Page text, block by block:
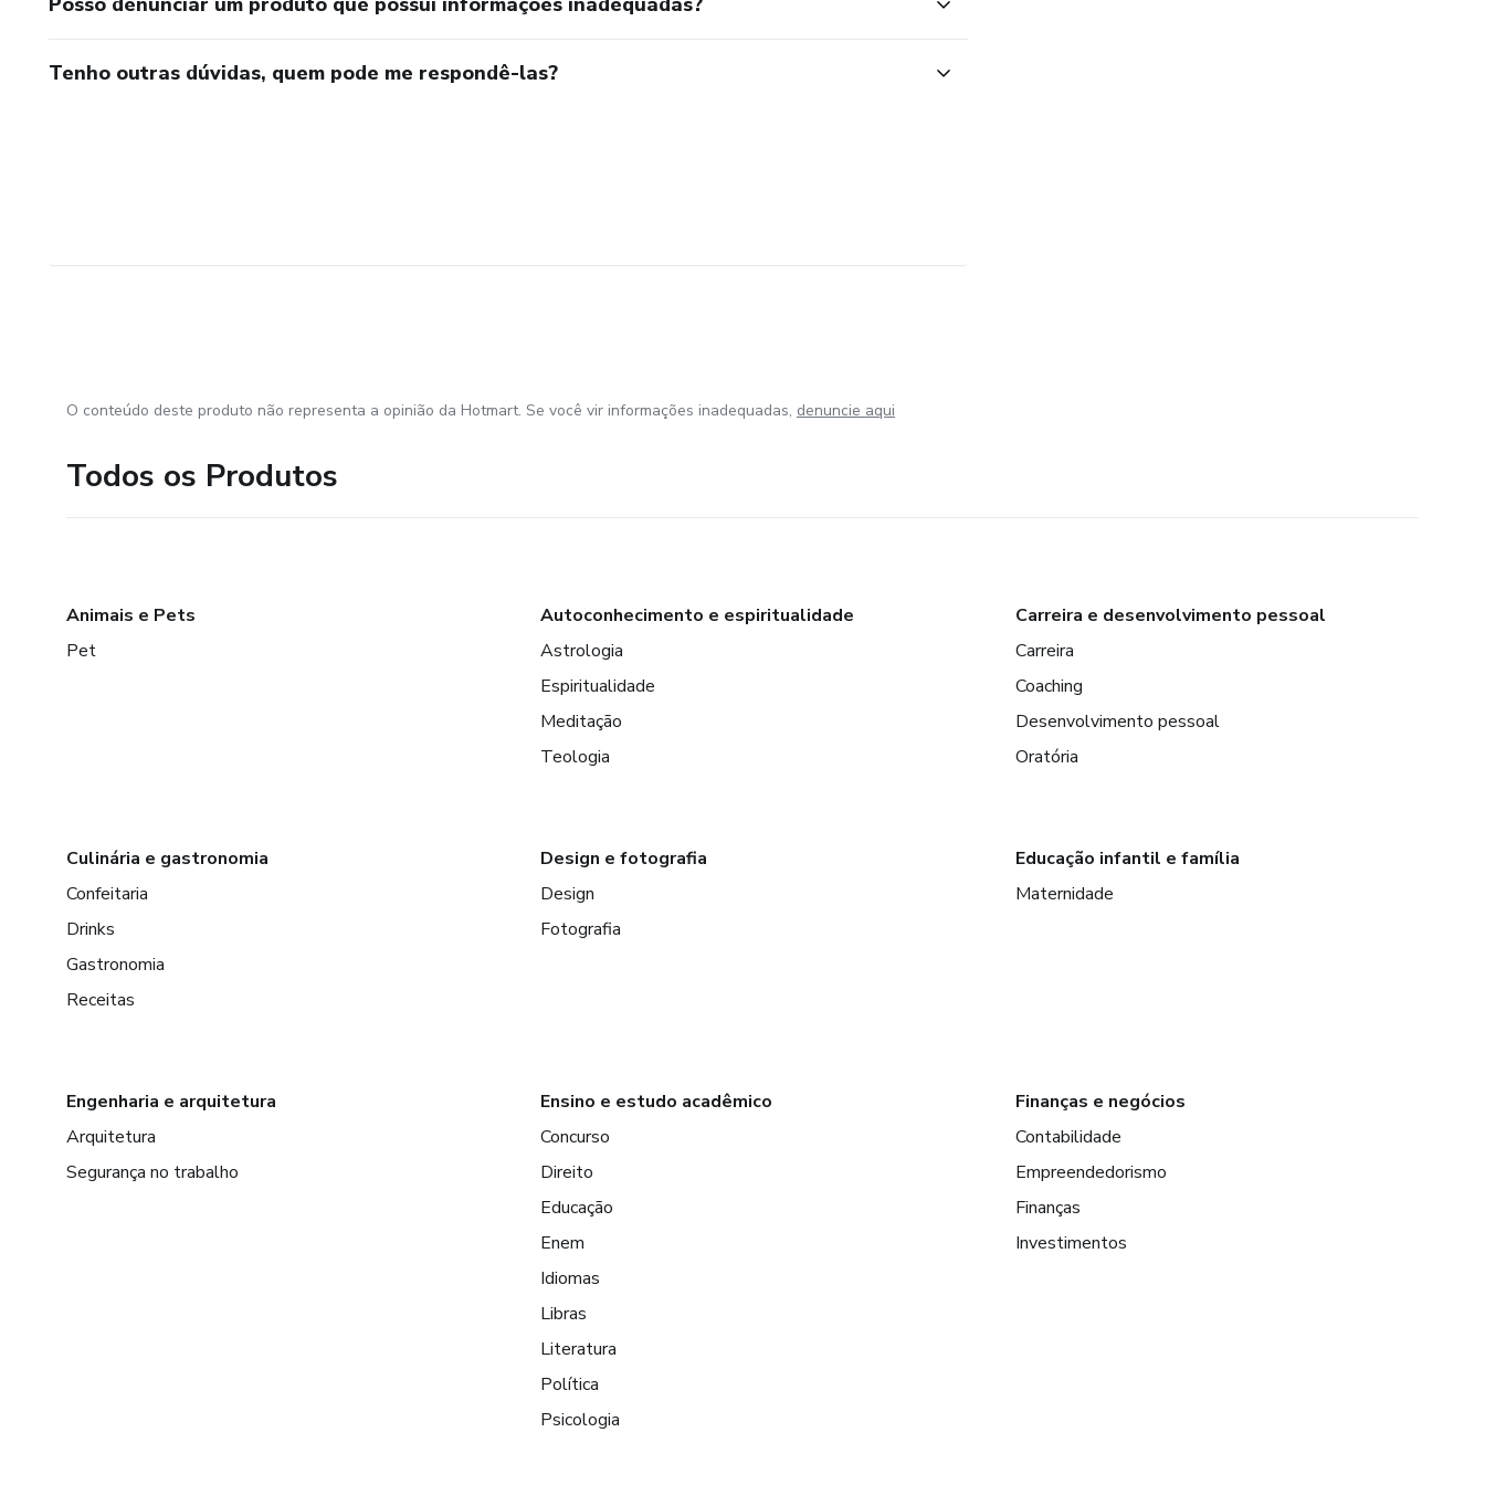
Tenho outras dúvidas, quem pode me respondê-las?
O conteúdo deste produto não representa a opinião da Hotmart. Se você vir informações inadequadas, denuncie aqui
Todos os Produtos
Animais e Pets
Pet
Autoconhecimento e espiritualidade
Astrologia
Espiritualidade
Meditação
Teologia
Carreira e desenvolvimento pessoal
Carreira
Coaching
Desenvolvimento pessoal
Oratória
Culinária e gastronomia
Confeitaria
Drinks
Gastronomia
Receitas
Design e fotografia
Design
Fotografia
Educação infantil e família
Maternidade
Engenharia e arquitetura
Arquitetura
Segurança no trabalho
Ensino e estudo acadêmico
Concurso
Direito
Educação
Enem
Idiomas
Libras
Literatura
Política
Psicologia
Finanças e negócios
Contabilidade
Empreendedorismo
Finanças
Investimentos